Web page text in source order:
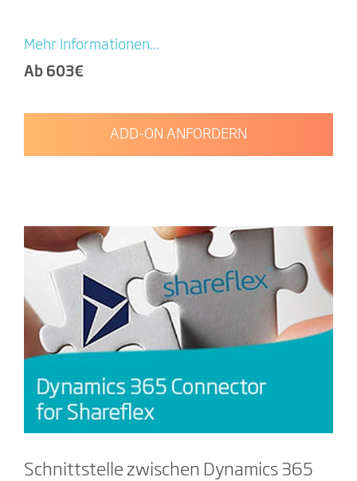
Mehr Informationen...
Ab 603€
ADD-ON ANFORDERN
Schnittstelle zwischen Dynamics 365